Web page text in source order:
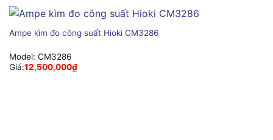
Ampe kìm đo công suất Hioki CM3286
Model: CM3286
Giá:12,500,000₫